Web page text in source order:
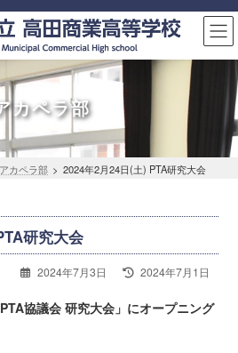
カペラ部
アカペラ部 > 2024年2月24日(土) PTA研究大会
研究大会
2024年7月3日
最
更
新
2024年7月1日
協議会 研究大会」にオープニング